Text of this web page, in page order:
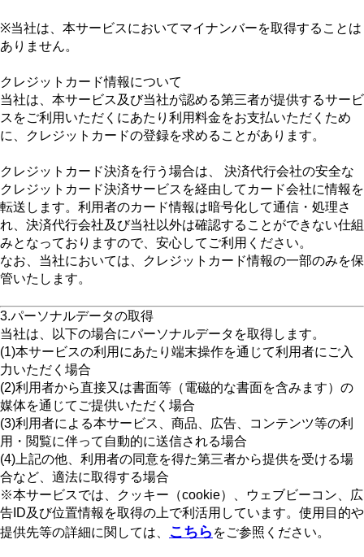
※当社は、本サービスにおいてマイナンバーを取得することは
ありません。
クレジットカード情報について
当社は、本サービス及び当社が認める第三者が提供するサービ
スをご利用いただくにあたり利用料金をお支払いただくため
に、クレジットカードの登録を求めることがあります。
クレジットカード決済を行う場合は、 決済代行会社の安全な
クレジットカード決済サービスを経由してカード会社に情報を
転送します。利用者のカード情報は暗号化して通信・処理さ
れ、決済代行会社及び当社以外は確認することができない仕組
みとなっておりますので、安心してご利用ください。
なお、当社においては、クレジットカード情報の一部のみを保
管いたします。
3.パーソナルデータの取得
当社は、以下の場合にパーソナルデータを取得します。
(1)本サービスの利用にあたり端末操作を通じて利用者にご入
力いただく場合
(2)利用者から直接又は書面等（電磁的な書面を含みます）の
媒体を通じてご提供いただく場合
(3)利用者による本サービス、商品、広告、コンテンツ等の利
用・閲覧に伴って自動的に送信される場合
(4)上記の他、利用者の同意を得た第三者から提供を受ける場
合など、適法に取得する場合
※本サービスでは、クッキー（cookie）、ウェブビーコン、広
告ID及び位置情報を取得の上で利活用しています。使用目的や
提供先等の詳細に関しては、
こちら をご参照ください。